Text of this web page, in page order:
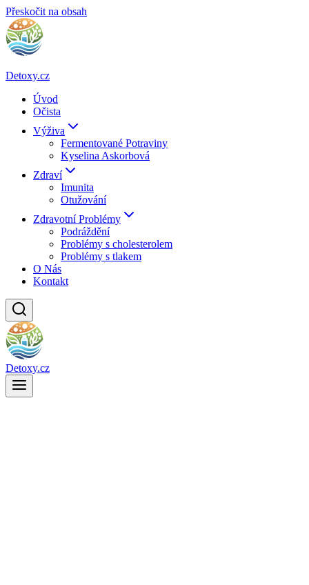
Přeskočit na obsah
Detoxy.cz
Úvod
Očista
Výživa
Fermentované Potraviny
Kyselina Askorbová
Zdraví
Imunita
Otužování
Zdravotní Problémy
Podráždění
Problémy s cholesterolem
Problémy s tlakem
O Nás
Kontakt
Detoxy.cz